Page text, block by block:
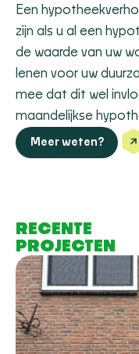
Een
zijn als u al een
de waarde van uw
lenen voor uw
mee dat dit wel
maandelijkse
Meer weten?
RECENTE
PROJECTEN